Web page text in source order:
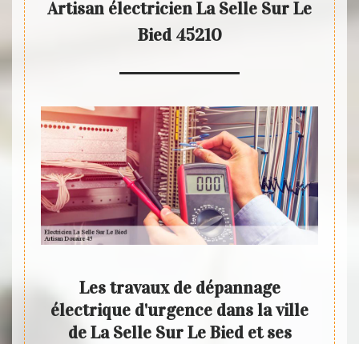
Artisan électricien La Selle Sur Le
Bied 45210
Les travaux de dépannage
électrique d'urgence dans la ville
de La Selle Sur Le Bied et ses